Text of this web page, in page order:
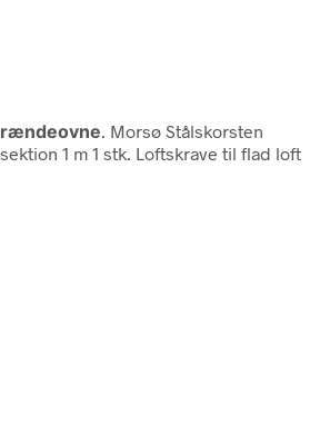
. Morsø Stålskorsten
1 m 1 stk. Loftskrave til flad loft